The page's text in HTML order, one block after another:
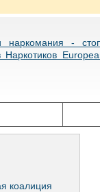
коалиция